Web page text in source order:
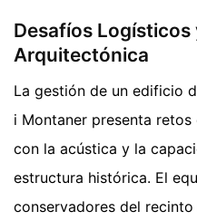
Desafíos
Arquitectónica
La gestión de un edificio
i Montaner presenta
con la acústica y la
estructura histórica. El
conservadores del